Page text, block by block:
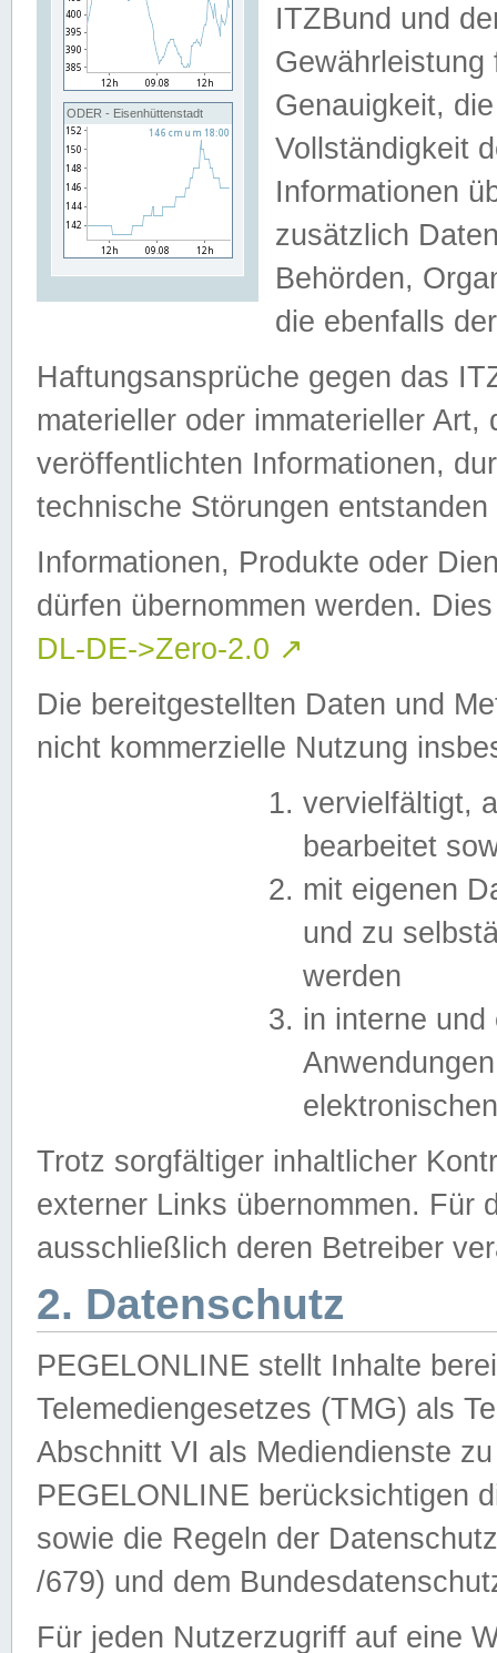
ODER - Eisenhüttenstadt
ITZBund und
Genauigkeit,
Vollständigkeit
Informationen
zusätzlich
Behörden,
die ebenfalls
Haftungsansprüche gegen das
materieller oder immaterieller
veröffentlichten Informationen,
technische Störungen
Informationen, Produkte oder
dürfen übernommen werden.
DL-DE->Zero-2.0 ↗
Die bereitgestellten Daten und
nicht kommerzielle Nutzung
vervielfältigt,
bearbeitet
mit eigenen
und zu
werden
in interne
Trotz sorgfältiger inhaltlicher
externer Links übernommen. Für
ausschließlich deren Betreiber
2. Datenschutz
PEGELONLINE stellt Inhalte
Telemediengesetzes (TMG) als
Abschnitt VI als Mediendienste
PEGELONLINE berücksichtigen
sowie die Regeln der
/679) und dem
Für jeden Nutzerzugriff auf eine